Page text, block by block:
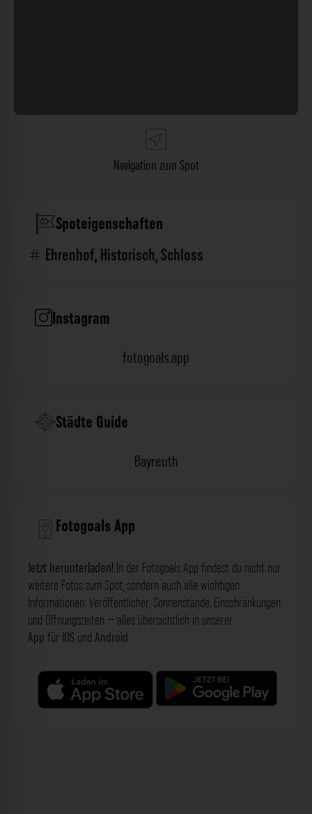
Navigation zum Spot
Spoteigenschaften
Ehrenhof,Historisch,Schloss
Instagram
fotogoals.app
Städte Guide
Bayreuth
Fotogoals App
Jetzt herunterladen! In der Fotogoals App findest du nicht nur
weitere Fotos zum Spot, sondern auch alle wichtigen
Informationen: Veröffentlicher, Sonnenstände, Einschränkungen
und Öffnungszeiten – alles übersichtlich in unserer
App für iOS und Android.